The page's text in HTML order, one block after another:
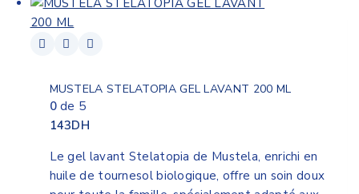
MUSTELA STELATOPIA GEL LAVANT 200 ML
0de 5
143DH
Le gel lavant Stelatopia de Mustela, enrichi en
huile de tournesol biologique, offre un soin doux